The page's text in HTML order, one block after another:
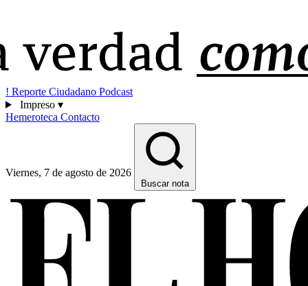
! Reporte Ciudadano Podcast
Impreso ▾
Hemeroteca Contacto
Viernes, 7 de agosto de 2026
Buscar nota